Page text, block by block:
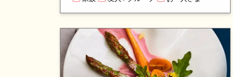
ける温かみのあるホーカーストールで
す。